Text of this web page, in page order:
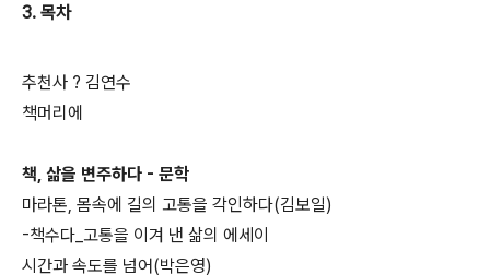
3. 목차
추천사 ? 김연수
책머리에
책, 삶을 변주하다 - 문학
마라톤, 몸속에 길의 고통을 각인하다(김보일)
-책수다_고통을 이겨 낸 삶의 에세이
시간과 속도를 넘어(박은영)